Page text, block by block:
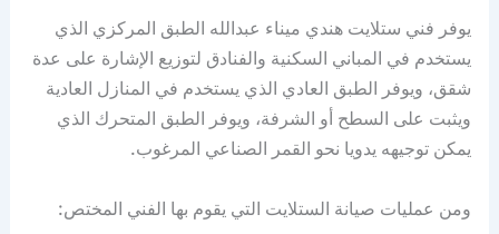
يوفر فني ستلايت هندي ميناء عبدالله الطبق المركزي الذي
يستخدم في المباني السكنية والفنادق لتوزيع الإشارة على عدة
شقق، ويوفر الطبق العادي الذي يستخدم في المنازل العادية
ويثبت على السطح أو الشرفة، ويوفر الطبق المتحرك الذي
يمكن توجيهه يدويا نحو القمر الصناعي المرغوب.
ومن عمليات صيانة الستلايت التي يقوم بها الفني المختص: